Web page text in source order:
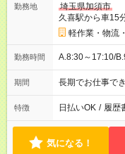
勤務地
埼玉県加須市
久喜駅から車15
軽作業・物流
勤務時間 A.8:30～17:10/
期間 長期でお仕事で
特徴 日払いOK / 履歴
気になる！